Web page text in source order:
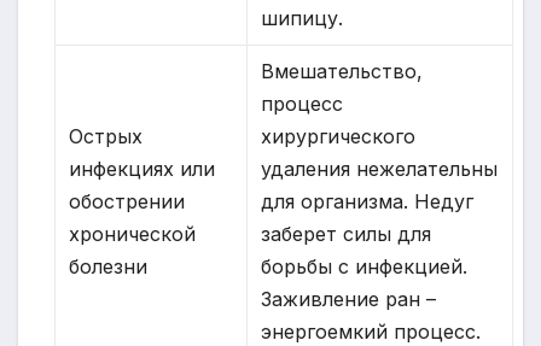
шипицу.
Острых
инфекциях или
обострении
хронической
болезни
Вмешательство,
процесс
хирургического
удаления нежелательны
для организма. Недуг
заберет силы для
борьбы с инфекцией.
Заживление ран –
энергоемкий процесс.